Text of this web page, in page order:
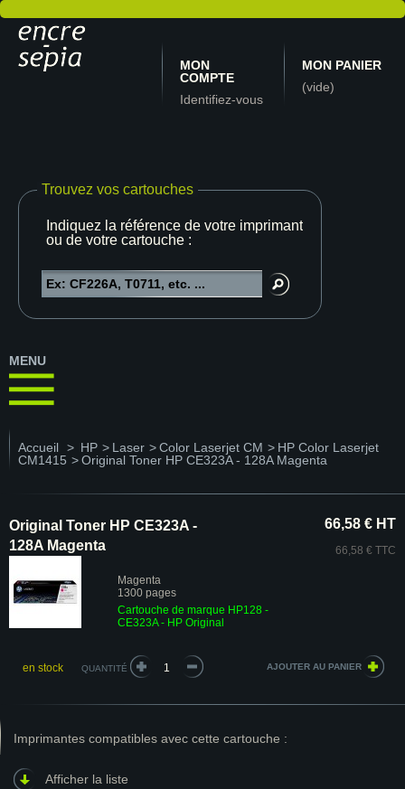
MON
COMPTE
Identifiez-vous
MON PANIER
(vide)
Trouvez vos cartouches
Indiquez la référence de votre imprimante
ou de votre cartouche :
MENU
Accueil > HP > Laser >Color Laserjet CM > HP Color Laserjet
CM1415 >Original Toner HP CE323A - 128A Magenta
Original Toner HP CE323A -
128A Magenta
Magenta
1300 pages
Cartouche de marque HP128 -
CE323A - HP Original
66,58 € HT
66,58 € TTC
en stock QUANTITÉ
Imprimantes compatibles avec cette cartouche :
Afficher la liste